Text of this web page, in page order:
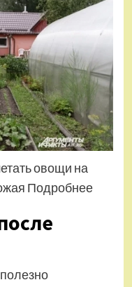
овощи на
Подробнее